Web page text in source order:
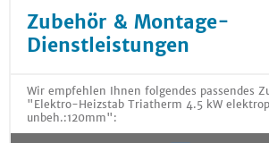
Zubehör & Montage-
Dienstleistungen
Wir empfehlen Ihnen folgendes passendes
"Elektro-Heizstab Triatherm 4.5 kW
unbeh.:120mm":